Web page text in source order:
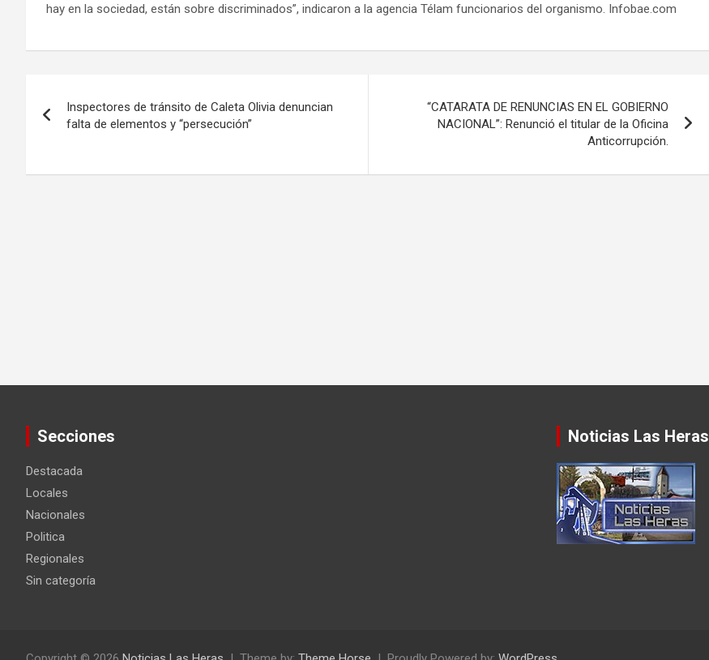
hay en la sociedad, están sobre discriminados”, indicaron a la agencia Télam funcionarios del organismo. Infobae.com
de
Inspectores de tránsito de Caleta Olivia denuncian
falta de elementos y “persecución”
“CATARATA DE RENUNCIAS EN EL GOBIERNO
NACIONAL”: Renunció el titular de la Oficina
Anticorrupción.
Secciones
Destacada
Locales
Nacionales
Politica
Regionales
Sin categoría
Noticias Las Heras